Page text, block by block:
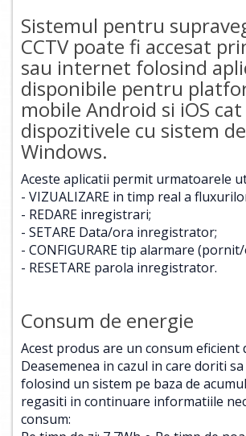
Sistemul pentru
CCTV poate fi accesat
sau internet folosind
disponibile pentru
mobile Android si iOS
dispozitivele cu sistem
Windows.
Aceste aplicatii permit urmatoarele
- VIZUALIZARE in timp real a
- REDARE inregistrari;
- SETARE Data/ora inregistrator;
- CONFIGURARE tip alarmare
- RESETARE parola inregistrator.
Consum de energie
Acest produs are un consum eficient
Deasemenea in cazul in care doriti
folosind un sistem pe baza de
regasiti in continuare informatiile
consum: